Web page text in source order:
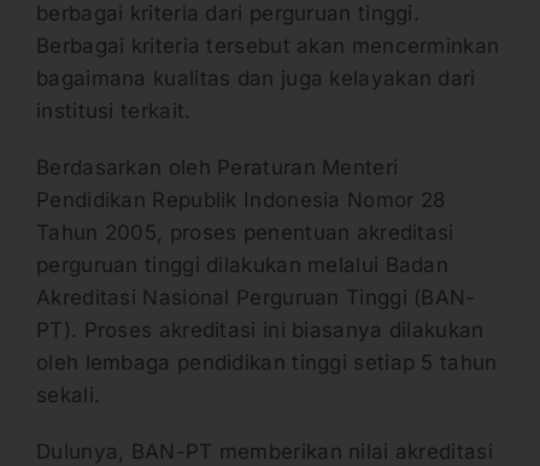
berbagai kriteria dari perguruan tinggi.
Berbagai kriteria tersebut akan mencerminkan
bagaimana kualitas dan juga kelayakan dari
institusi terkait.
Berdasarkan oleh Peraturan Menteri
Pendidikan Republik Indonesia Nomor 28
Tahun 2005, proses penentuan akreditasi
perguruan tinggi dilakukan melalui Badan
Akreditasi Nasional Perguruan Tinggi (BAN-
PT). Proses akreditasi ini biasanya dilakukan
oleh lembaga pendidikan tinggi setiap 5 tahun
sekali.
Dulunya, BAN-PT memberikan nilai akreditasi